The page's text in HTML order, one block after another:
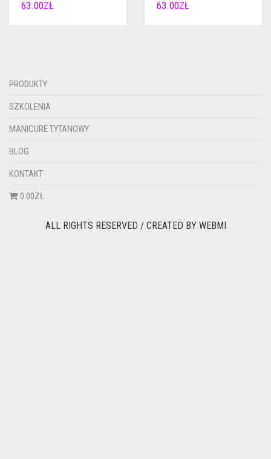
63.00ZŁ 63.00ZŁ
PRODUKTY
SZKOLENIA
MANICURE TYTANOWY
BLOG
KONTAKT
0.00ZŁ
ALL RIGHTS RESERVED / CREATED BY WEBMI